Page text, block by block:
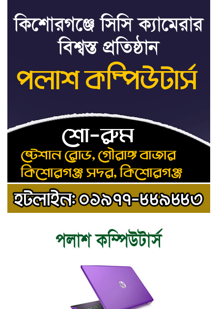
৮
মৃত্যুদণ্ড বাদ না দেওয়ায়
প্রত্যক্ষদর্শীদের তথ্য দেয়নি
জাতিসংঘ: ট্রাইব্যুনালকে
প্রসিকিউটর
৯
তাড়াইলে রাউতি মানবসেবা
ফাউন্ডেশনের আয়োজনে কাফন-
দাফন বিষয়ক বিশেষ প্রশিক্ষণ
১০
৪ বিভাগে অতি ভারি বৃষ্টির
সতর্কবার্তা